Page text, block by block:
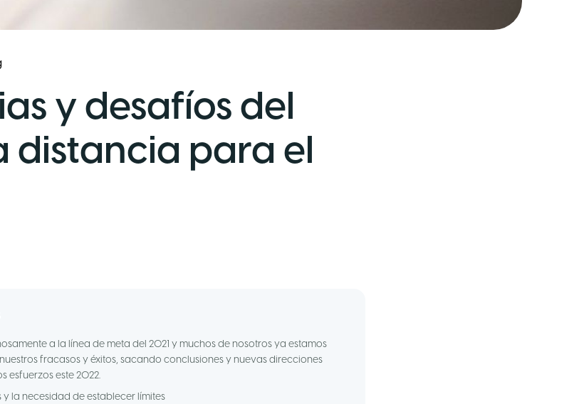
y desafíos del
distancia para el
a la línea de meta del 2021 y muchos de nosotros ya estamos
fracasos y éxitos, sacando conclusiones y nuevas direcciones
esfuerzos este 2022.
y la necesidad de establecer límites